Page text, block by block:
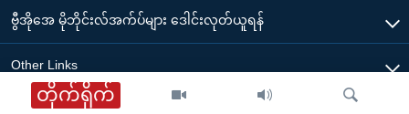
တိုက်ရိုက် ဗွီအိုအေ မြန်မာနံနက်ခင်း
ဗွီအိုအေ မိုဘိုင်းလ်အက်ပ်များ ဒေါင်းလုတ်ယူရန်
Other Links